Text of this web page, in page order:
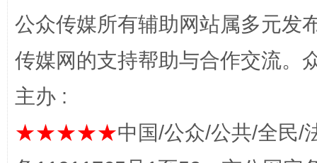
公众传媒所有辅助网站属多元发
传媒网的支持帮助与合作交流。
主办 :
★★★★★中国/公众/公共/全民/